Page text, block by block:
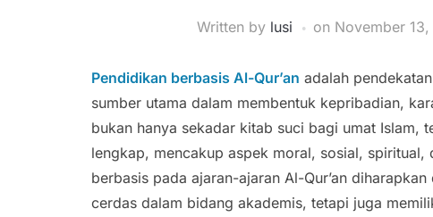
Written by lusi on November
Pendidikan berbasis Al-Qur’an adalah
sumber utama dalam membentuk kepribadian,
bukan hanya sekadar kitab suci bagi umat Islam,
lengkap, mencakup aspek moral, sosial,
berbasis pada ajaran-ajaran Al-Qur’an
cerdas dalam bidang akademis, tetapi juga